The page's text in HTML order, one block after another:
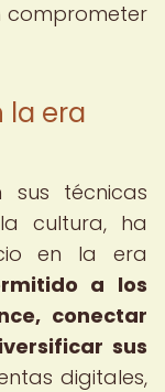
comprometer
la era
sus técnicas
cultura, ha
en la era
a los
conectar
sus
digitales,